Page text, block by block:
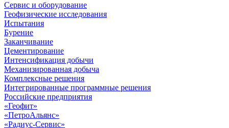
Сервис и оборудование
Геофизические исследования
Испытания
Бурение
Заканчивание
Цементирование
Интенсификация добычи
Механизированная добыча
Комплексные решения
Интегрированные программные решения
Российские предприятия
«Геофит»
«ПетроАльянс»
«Радиус-Сервис»